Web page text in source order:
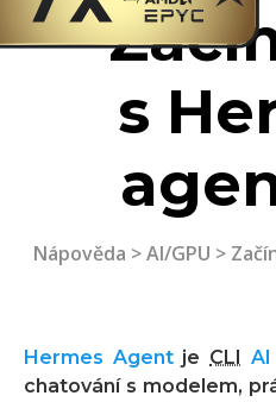
s
Nápověda >AI/GPU >
Hermes Agentje CLI
chatování s modelem,